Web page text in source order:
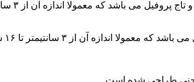
آن از ۳ سانتیمتر تا ۱۶ سانتیمتر است.